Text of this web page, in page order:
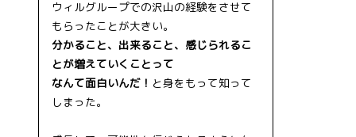
ウィルグループでの沢山の経験をさせて
もらったことが大きい。
分かること、出来ること、感じられるこ
とが増えていくことって
なんて面白いんだ！ と身をもって知って
しまった。